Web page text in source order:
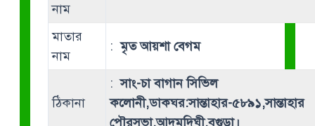
নাম
মাতার
নাম
:মৃত আয়শা বেগম
ঠিকানা
:সাং-চা বাগান সিভিল
কলোনী,ডাকঘর:সান্তাহার-৫৮৯১,সান্তাহার
পৌরসভা,আদমদিঘী,বগুড়া।